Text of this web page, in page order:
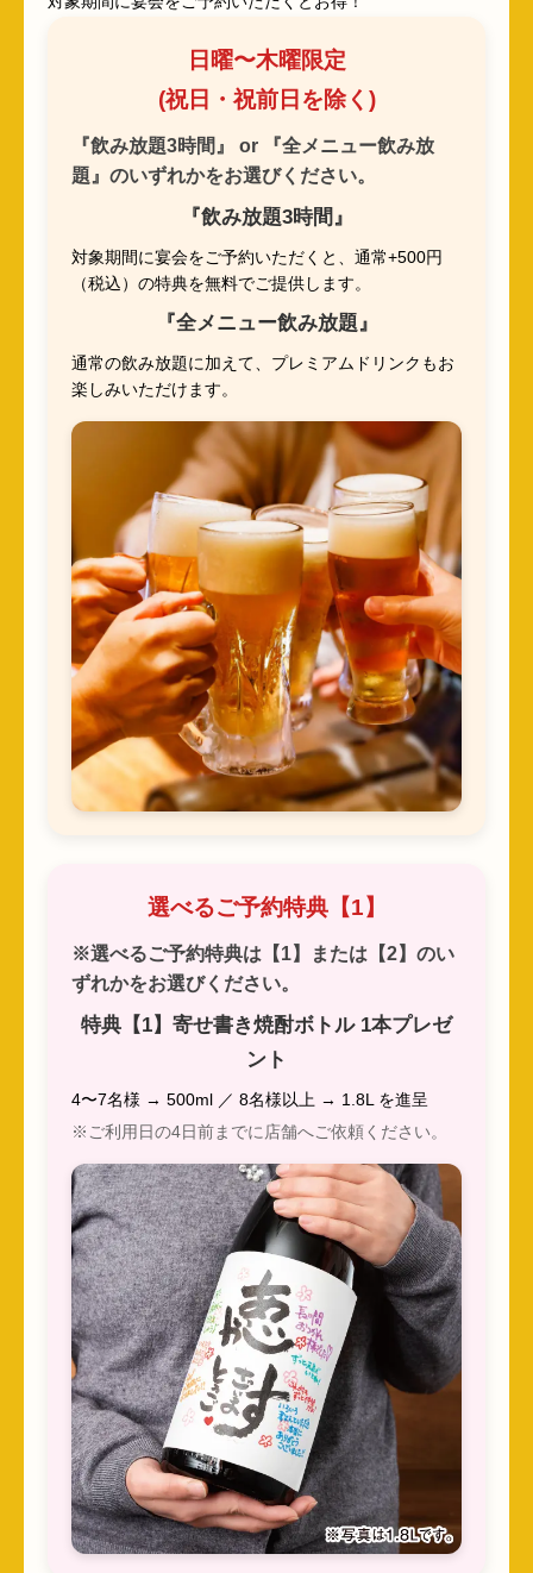
日曜〜木曜限定
(祝日・祝前日を除く)
『飲み放題3時間』 or 『全メニュー飲み放
題』のいずれかをお選びください。
『飲み放題3時間』
対象期間に宴会をご予約いただくと、通常+500円
（税込）の特典を無料でご提供します。
『全メニュー飲み放題』
通常の飲み放題に加えて、プレミアムドリンクもお
楽しみいただけます。
選べるご予約特典【1】
※選べるご予約特典は【1】または【2】のい
ずれかをお選びください。
特典【1】寄せ書き焼酎ボトル 1本プレゼ
ント
4〜7名様 → 500ml ／ 8名様以上 → 1.8L を進呈
※ご利用日の4日前までに店舗へご依頼ください。